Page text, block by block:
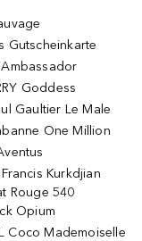
Gutscheinkarte
Goddess
Gaultier Le Male
One Million
Kurkdjian
Rouge 540
Opium
Coco Mademoiselle